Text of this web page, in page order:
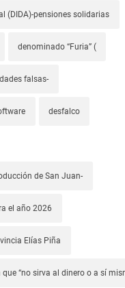
(DIDA)-pensiones solidarias
denominado “Furia” (
falsas-
desfalco
de San Juan-
el año 2026
Elías Piña
“no sirva al dinero o a sí